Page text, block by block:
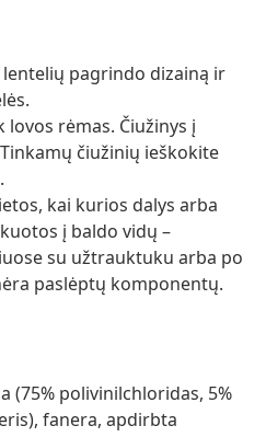
pagrindo dizainą ir
rėmas. Čiužinys į
čiužinių ieškokite
kai kurios dalys arba
į baldo vidų –
su užtrauktuku arba po
paslėptų komponentų.
(75% polivinilchloridas, 5%
fanera, apdirbta